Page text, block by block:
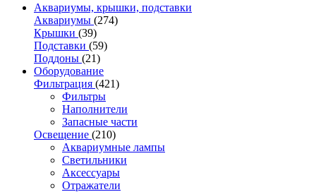
Аквариумы, крышки, подставки
Аквариумы (274)
Крышки (39)
Подставки (59)
Поддоны (21)
Оборудование
Фильтрация (421)
Фильтры
Наполнители
Запасные части
Освещение (210)
Аквариумные лампы
Светильники
Аксессуары
Отражатели